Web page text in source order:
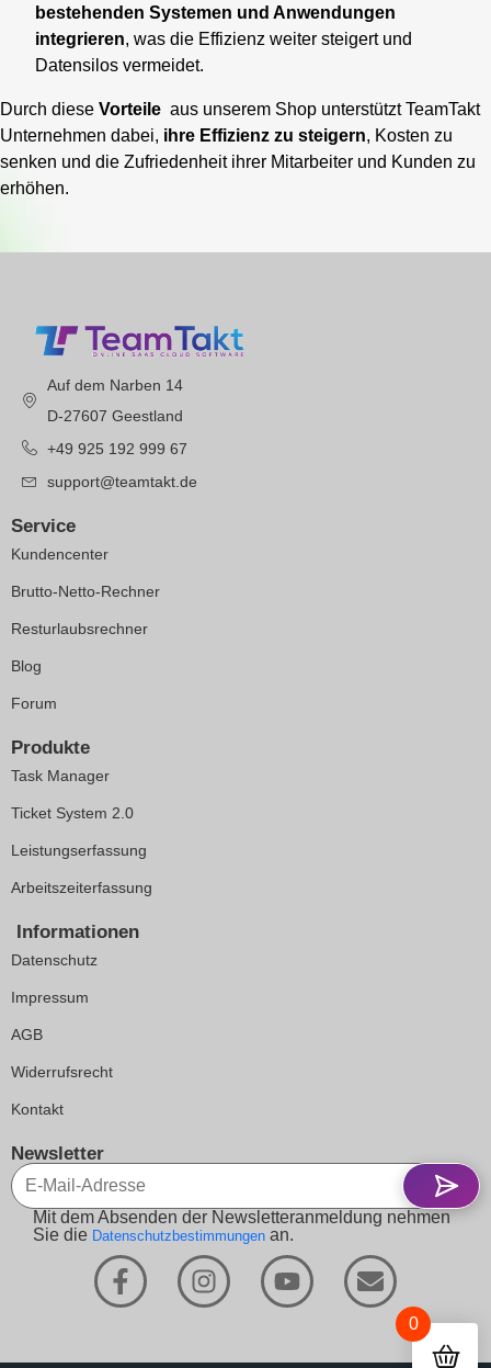
bestehenden Systemen und Anwendungen
integrieren, was die Effizienz weiter steigert und
Datensilos vermeidet.
Durch diese Vorteile aus unserem Shop unterstützt TeamTakt
Unternehmen dabei, ihre Effizienz zu steigern, Kosten zu
senken und die Zufriedenheit ihrer Mitarbeiter und Kunden zu
erhöhen.
Auf dem Narben 14
D-27607 Geestland
+49 925 192 999 67
support@teamtakt.de
Service
Kundencenter
Brutto-Netto-Rechner
Resturlaubsrechner
Blog
Forum
Produkte
Task Manager
Ticket System 2.0
Leistungserfassung
Arbeitszeiterfassung
Informationen
Datenschutz
Impressum
AGB
Widerrufsrecht
Kontakt
Newsletter
Mit dem Absenden der Newsletteranmeldung nehmen
Sie die Datenschutzbestimmungen an.
0